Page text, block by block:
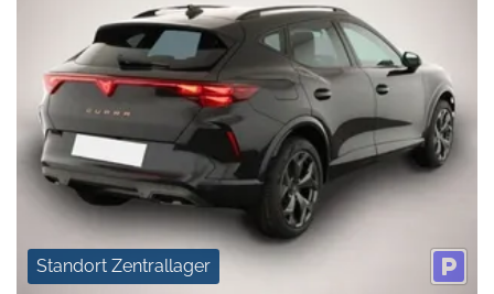
Standort Zentrallager